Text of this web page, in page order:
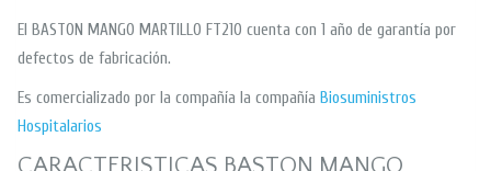
El BASTON MANGO MARTILLO FT210 cuenta con 1 año de garantía por
defectos de fabricación.
Es comercializado por la compañía la compañía Biosuministros
Hospitalarios